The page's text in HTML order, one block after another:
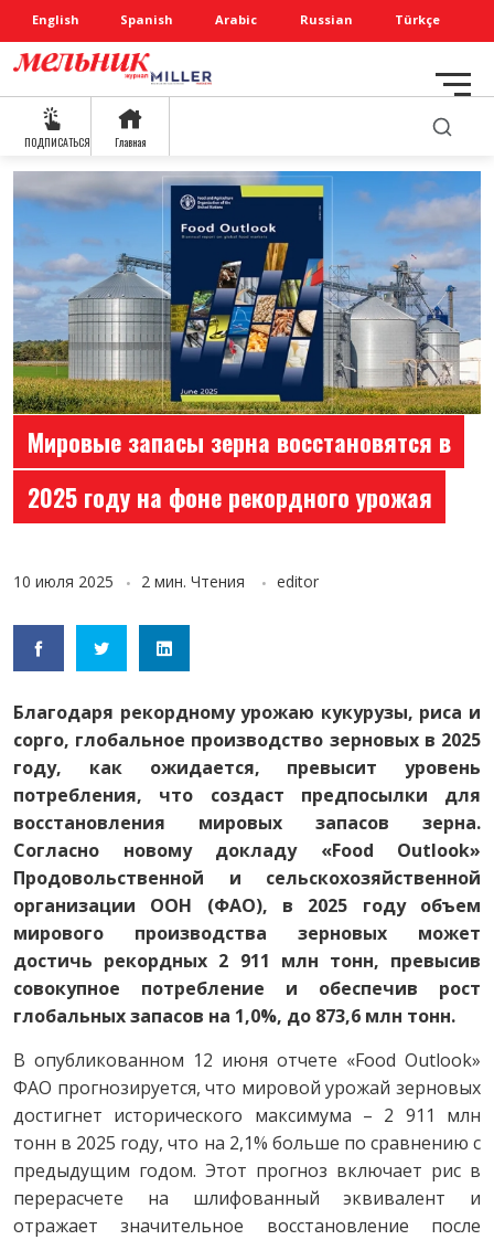
English Spanish Arabic Russian Türkçe
ПОДПИСАТЬСЯ Главная
Мировые запасы зерна восстановятся в
2025 году на фоне рекордного урожая
10 июля 2025 2 мин. Чтения editor
Благодаря рекордному урожаю кукурузы, риса и
сорго, глобальное производство зерновых в 2025
году, как ожидается, превысит уровень
потребления, что создаст предпосылки для
восстановления мировых запасов зерна.
Согласно новому докладу «Food Outlook»
Продовольственной и сельскохозяйственной
организации ООН (ФАО), в 2025 году объем
мирового производства зерновых может
достичь рекордных 2 911 млн тонн, превысив
совокупное потребление и обеспечив рост
глобальных запасов на 1,0%, до 873,6 млн тонн.
В опубликованном 12 июня отчете «Food Outlook»
ФАО прогнозируется, что мировой урожай зерновых
достигнет исторического максимума – 2 911 млн
тонн в 2025 году, что на 2,1% больше по сравнению с
предыдущим годом. Этот прогноз включает рис в
перерасчете на шлифованный эквивалент и
отражает значительное восстановление после